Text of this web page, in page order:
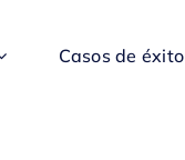
Casos de éxito